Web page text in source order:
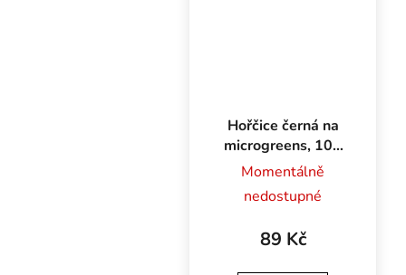
Hořčice černá na
microgreens, 100
g
Momentálně
nedostupné
89 Kč